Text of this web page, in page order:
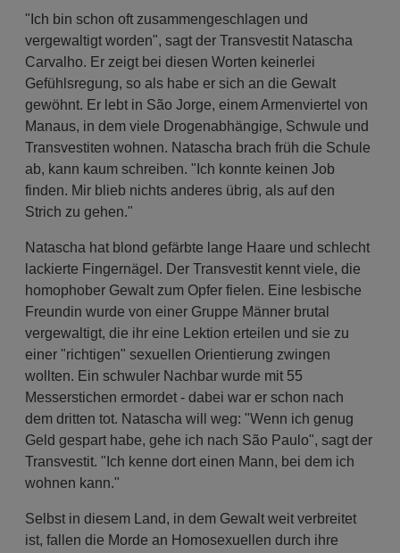
"Ich bin schon oft zusammengeschlagen und
vergewaltigt worden", sagt der Transvestit Natascha
Carvalho. Er zeigt bei diesen Worten keinerlei
Gefühlsregung, so als habe er sich an die Gewalt
gewöhnt. Er lebt in São Jorge, einem Armenviertel von
Manaus, in dem viele Drogenabhängige, Schwule und
Transvestiten wohnen. Natascha brach früh die Schule
ab, kann kaum schreiben. "Ich konnte keinen Job
finden. Mir blieb nichts anderes übrig, als auf den
Strich zu gehen."
Natascha hat blond gefärbte lange Haare und schlecht
lackierte Fingernägel. Der Transvestit kennt viele, die
homophober Gewalt zum Opfer fielen. Eine lesbische
Freundin wurde von einer Gruppe Männer brutal
vergewaltigt, die ihr eine Lektion erteilen und sie zu
einer "richtigen" sexuellen Orientierung zwingen
wollten. Ein schwuler Nachbar wurde mit 55
Messerstichen ermordet - dabei war er schon nach
dem dritten tot. Natascha will weg: "Wenn ich genug
Geld gespart habe, gehe ich nach São Paulo", sagt der
Transvestit. "Ich kenne dort einen Mann, bei dem ich
wohnen kann."
Selbst in diesem Land, in dem Gewalt weit verbreitet
ist, fallen die Morde an Homosexuellen durch ihre